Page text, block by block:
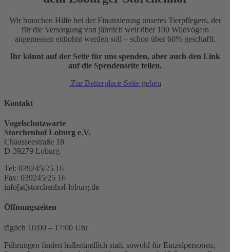
Wir brauchen Hilfe bei der Finanzierung unseres Tierpflegers, der
für die Versorgung von jährlich weit über 100 Wildvögeln
angemessen entlohnt werden soll – schon über 60% geschafft.
Ihr könnt auf der Seite für uns spenden, aber auch den Link
auf die Spendenseite teilen.
Zur Betterplace-Seite gehen
Kontakt
Vogelschutzwarte
Storchenhof Loburg e.V.
Chausseestraße 18
D-39279 Loburg
Tel: 039245/25 16
Fax: 039245/25 16
info[at]storchenhof-loburg.de
Öffnungszeiten
täglich 10:00 – 17:00 Uhr
Führungen finden halbstündlich statt, sowohl für Einzelpersonen,